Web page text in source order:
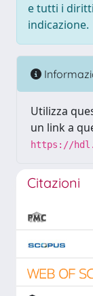
e tutti i
indicazione.
Utilizza
un link a
https://
Citazioni